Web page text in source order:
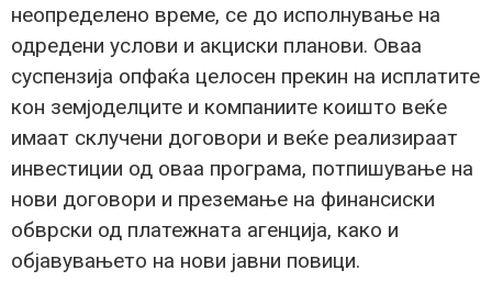
неопределено време, се до исполнување на
одредени услови и акциски планови. Оваа
суспензија опфаќа целосен прекин на исплатите
кон земјоделците и компаниите коишто веќе
имаат склучени договори и веќе реализираат
инвестиции од оваа програма, потпишување на
нови договори и преземање на финансиски
обврски од платежната агенција, како и
објавувањето на нови јавни повици.